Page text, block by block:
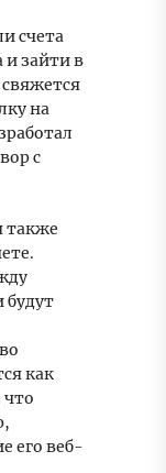
счета
и зайти в
на
с
также
как
его веб-